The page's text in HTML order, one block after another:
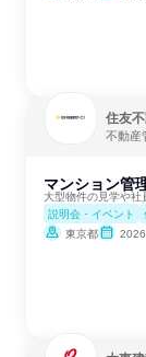
住友
不動産
マンション管
大型物件の見学や社
説明会・イベント
東京都